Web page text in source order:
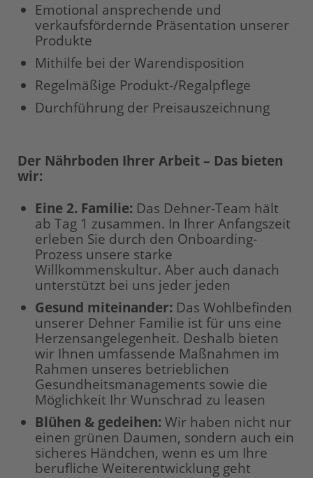
Emotional ansprechende und
verkaufsfördernde Präsentation unserer
Produkte
Mithilfe bei der Warendisposition
Regelmäßige Produkt-/Regalpflege
Durchführung der Preisauszeichnung
Der Nährboden Ihrer Arbeit – Das bieten
wir:
Eine 2. Familie: Das Dehner-Team hält
ab Tag 1 zusammen. In Ihrer Anfangszeit
erleben Sie durch den Onboarding-
Prozess unsere starke
Willkommenskultur. Aber auch danach
unterstützt bei uns jeder jeden
Gesund miteinander: Das Wohlbefinden
unserer Dehner Familie ist für uns eine
Herzensangelegenheit. Deshalb bieten
wir Ihnen umfassende Maßnahmen im
Rahmen unseres betrieblichen
Gesundheitsmanagements sowie die
Möglichkeit Ihr Wunschrad zu leasen
Blühen & gedeihen: Wir haben nicht nur
einen grünen Daumen, sondern auch ein
sicheres Händchen, wenn es um Ihre
berufliche Weiterentwicklung geht